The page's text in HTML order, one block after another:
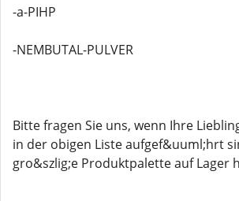
-a-PIHP
-NEMBUTAL-PULVER
Bitte fragen Sie uns, wenn Ihre
in der obigen Liste aufgef&uuml;hrt
gro&szlig;e Produktpalette auf Lager